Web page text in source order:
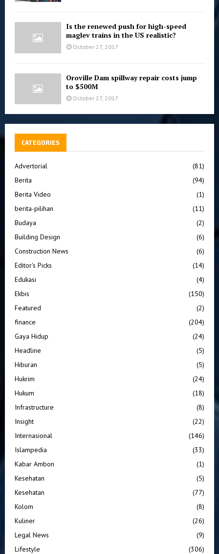
Is the renewed push for high-speed
maglev trains in the US realistic?
October 27, 2017
Oroville Dam spillway repair costs jump
to $500M
October 27, 2017
CATEGORIES
Advertorial
(81)
Berita
(94)
Berita Video
(1)
berita-pilihan
(11)
Budaya
(2)
Building Design
(6)
Construction News
(6)
Editor's Picks
(14)
Edukasi
(4)
Ekbis
(150)
Featured
(2)
finance
(204)
Gaya Hidup
(24)
Headline
(5)
Hiburan
(5)
Hukrim
(24)
Hukum
(18)
Infrastructure
(8)
Insight
(22)
Internasional
(146)
Islampedia
(33)
Kabar Ambon
(1)
Kesehatan
(5)
Kesehatan
(77)
Kolom
(8)
Kuliner
(26)
Legal News
(9)
Lifestyle
(306)